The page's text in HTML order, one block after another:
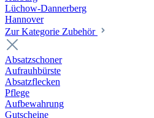
Lüchow-Dannerberg
Hannover
Zur Kategorie Zubehör
Absatzschoner
Aufrauhbürste
Absatzflecken
Pflege
Aufbewahrung
Gutscheine